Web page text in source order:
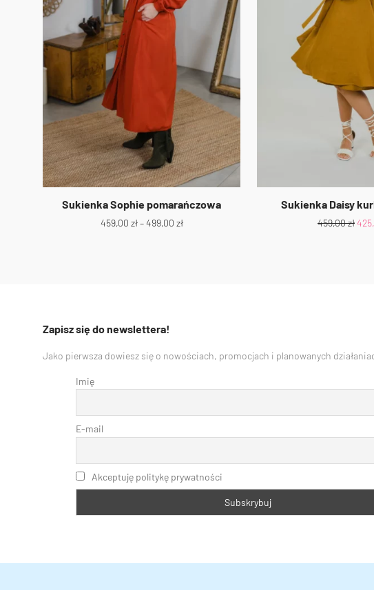
Sukienka Sophie pomarańczowa
459,00 zł – 499,00 zł
Sukienka Daisy
459,00zł
Zapisz się do newslettera!
Jako pierwsza dowiesz się o nowościach, promocjach i planowanych
Imię
E-mail
Akceptuję politykę prywatności